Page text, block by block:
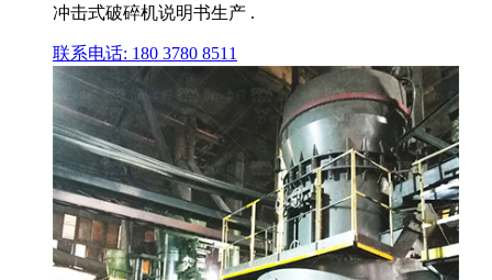
冲击式破碎机说明书生产 .
联系电话: 180 3780 8511